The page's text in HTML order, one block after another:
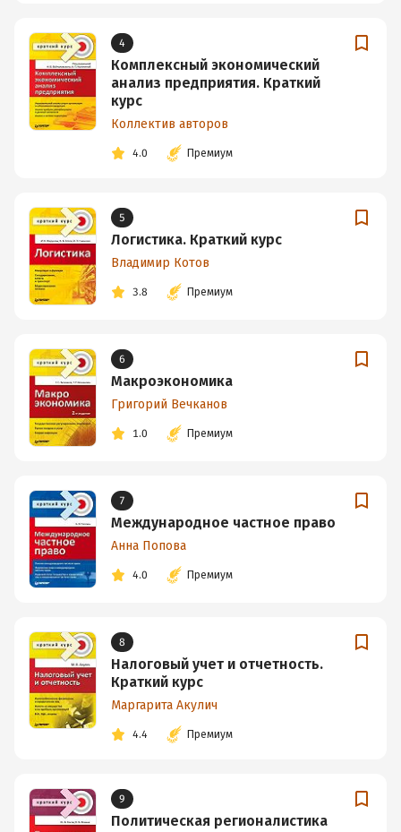
4
Комплексный экономический
анализ предприятия. Краткий
курс
Коллектив авторов
4.0 Премиум
5
Логистика. Краткий курс
Владимир Котов
3.8 Премиум
6
Макроэкономика
Григорий Вечканов
1.0 Премиум
7
Международное частное право
Анна Попова
4.0 Премиум
8
Налоговый учет и отчетность.
Краткий курс
Маргарита Акулич
4.4 Премиум
9
Политическая регионалистика